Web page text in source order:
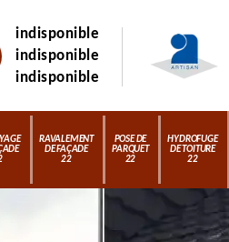
indisponible
indisponible
indisponible
RAVALEMENT
DE FAÇADE
22
POSE DE
PARQUET
22
HYDROFUGE
DE TOITURE
22